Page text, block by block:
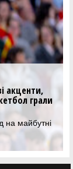
Збірна
проти